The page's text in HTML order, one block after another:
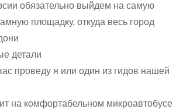
обязательно выйдем на самую
площадку, откуда весь город
детали
проведу я или один из гидов нашей
на комфортабельном микроавтобусе